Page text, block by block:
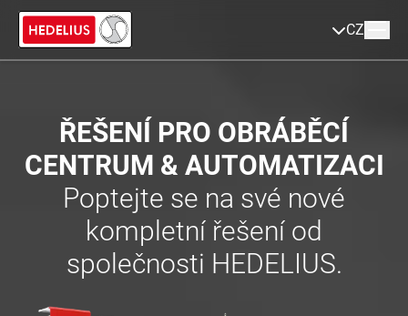
CZ
ŘEŠENÍ PRO OBRÁBĚCÍ
CENTRUM & AUTOMATIZACI
Poptejte se na své nové
kompletní řešení od
společnosti HEDELIUS.